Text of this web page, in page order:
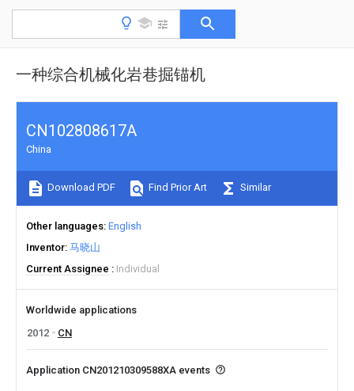
一种综合机械化岩巷掘锚机
CN102808617A
China
Download PDF Find Prior Art Similar
Other languages English
Inventor 马晓山
Current Assignee
Individual
Worldwide applications
2012
CN
Application CN201210309588XA events